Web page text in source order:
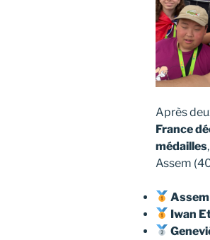
Après
France
médailles
Assem
Iwan